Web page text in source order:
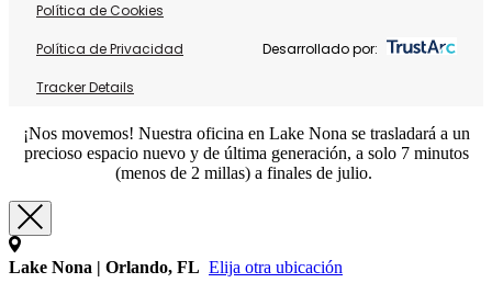
Política de Cookies
Política de Privacidad
Tracker Details
Desarrollado por:
¡Nos movemos! Nuestra oficina en Lake Nona se trasladará a un
precioso espacio nuevo y de última generación, a solo 7 minutos
(menos de 2 millas) a finales de julio.
Lake Nona | Orlando, FL Elija otra ubicación